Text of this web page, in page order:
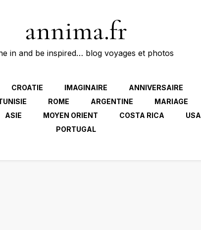
annima.fr
in and be inspired… blog voyages et photos
CROATIE IMAGINAIRE ANNIVERSAIRE
ROME ARGENTINE MARIAGE
ASIE MOYEN ORIENT COSTA RICA USA
PORTUGAL